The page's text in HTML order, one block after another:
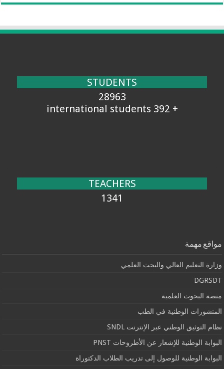
STUDENTS
28963
+ 392 international students
TEACHERS
1341
مواقع مهمة
وزارة التعليم العالي والبحث العلمي
DGRSDT
منصة البحوث العلمية
المنشورات الوطنية في الطب
نظام التوثيق الوطني عبر الإنترنت SNDL
البوابة الوطنية للإشعار عن الأطروحات PNST
البوابة الوطنية للوصول إلى تدريب الطلاب الدكتوراة